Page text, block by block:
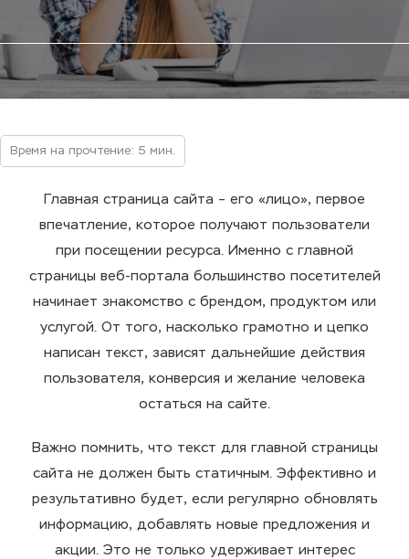
Время на прочтение: 5 мин.
Главная страница сайта – его «лицо», первое
впечатление, которое получают пользователи
при посещении ресурса. Именно с главной
страницы веб-портала большинство посетителей
начинает знакомство с брендом, продуктом или
услугой. От того, насколько грамотно и цепко
написан текст, зависят дальнейшие действия
пользователя, конверсия и желание человека
остаться на сайте.
Важно помнить, что текст для главной страницы
сайта не должен быть статичным. Эффективно и
результативно будет, если регулярно обновлять
информацию, добавлять новые предложения и
акции. Это не только удерживает интерес